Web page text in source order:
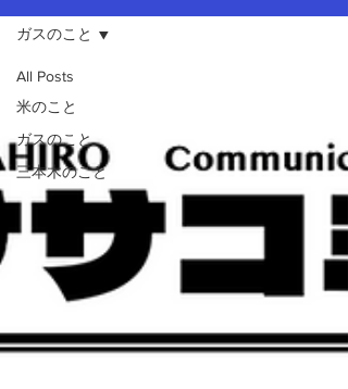
All Posts
米のこと
ガスのこと
三本木のこと
ガスのこと